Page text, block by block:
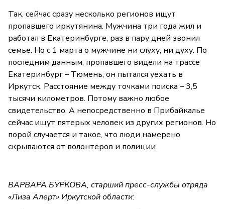
Так, сейчас сразу несколько регионов ищут
пропавшего иркутянина. Мужчина три года жил и
работал в Екатеринбурге, раз в пару дней звонил
семье. Но с 1 марта о мужчине ни слуху, ни духу. По
последним данным, пропавшего видели на трассе
Екатеринбург – Тюмень, он пытался уехать в
Иркутск. Расстояние между точками поиска – 3,5
тысячи километров. Потому важно любое
свидетельство. А непосредственно в Прибайкалье
сейчас ищут пятерых человек из других регионов. Но
порой случается и такое, что люди намерено
скрываются от волонтёров и полиции.
ВАРВАРА БУРКОВА, старший пресс-службы отряда
«Лиза Алерт» Иркутской области: